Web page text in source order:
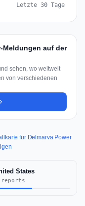
Letzte 30 Tage
Meldungen auf der
sehen, wo weltweit
von verschiedenen
für Delmarva Power
States